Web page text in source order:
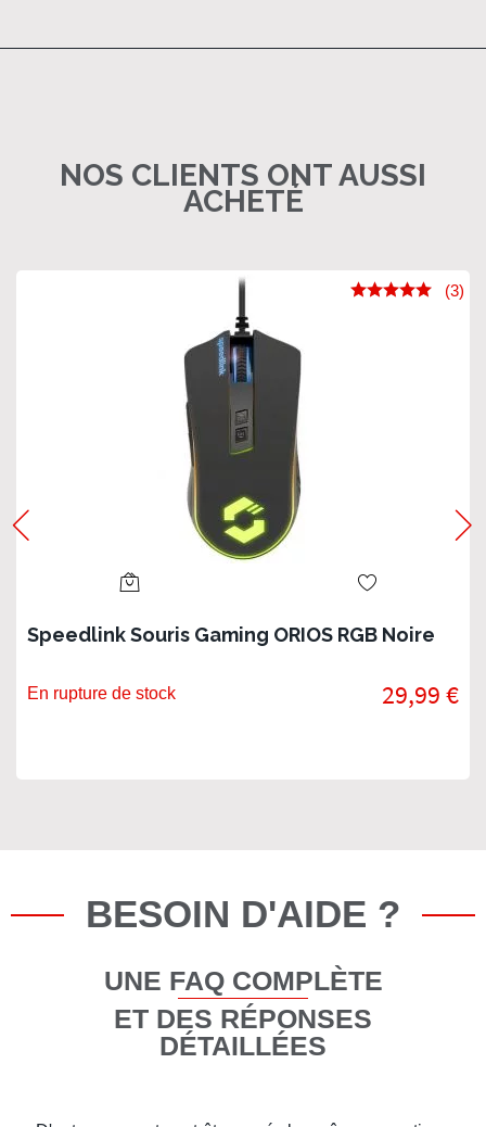
NOS CLIENTS ONT AUSSI
ACHETÉ
Speedlink Souris Gaming ORIOS RGB Noire
(3)
En rupture de stock 29,99 €
BESOIN D'AIDE ?
UNE FAQ COMPLÈTE
ET DES RÉPONSES
DÉTAILLÉES